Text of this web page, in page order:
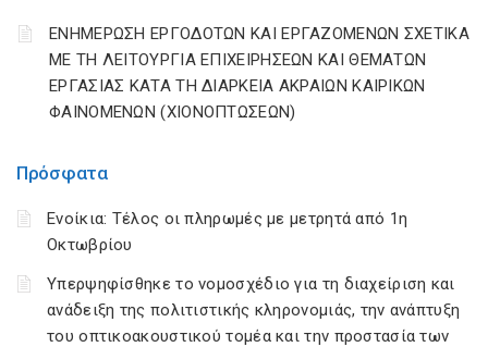
Πρόσφατα
Ενοίκια: Τέλος οι πληρωμές με μετρητά από 1η
Οκτωβρίου
Υπερψηφίσθηκε το νομοσχέδιο για τη διαχείριση και
ανάδειξη της πολιτιστικής κληρονομιάς, την ανάπτυξη
του οπτικοακουστικού τομέα και την προστασία των
ΕΝΗΜΕΡΩΣΗ ΕΡΓΟΔΟΤΩΝ ΚΑΙ ΕΡΓΑΖΟΜΕΝΩΝ ΣΧΕΤΙΚΑ
ΜΕ ΤΗ ΛΕΙΤΟΥΡΓΙΑ ΕΠΙΧΕΙΡΗΣΕΩΝ ΚΑΙ ΘΕΜΑΤΩΝ
ΕΡΓΑΣΙΑΣ ΚΑΤΑ ΤΗ ΔΙΑΡΚΕΙΑ ΑΚΡΑΙΩΝ ΚΑΙΡΙΚΩΝ
ΦΑΙΝΟΜΕΝΩΝ (ΧΙΟΝΟΠΤΩΣΕΩΝ)